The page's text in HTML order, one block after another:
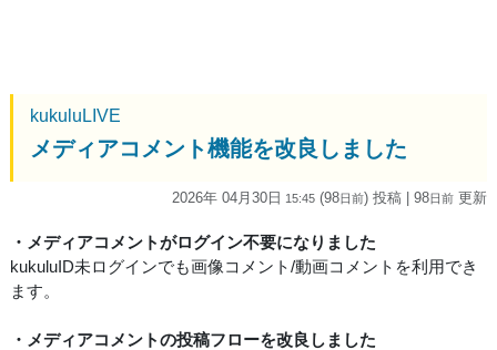
kukuluLIVE
メディアコメント機能を改良しました
2026年 04月30日 15:45 (98日前) 投稿 | 98日前 更新
・メディアコメントがログイン不要になりました
kukuluID未ログインでも画像コメント/動画コメントを利用でき
ます。
・メディアコメントの投稿フローを改良しました